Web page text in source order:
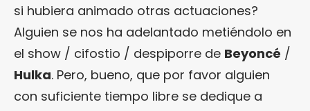
si hubiera animado otras actuaciones?
Alguien se nos ha adelantado metiéndolo en
el show / cifostio / despiporre de Beyoncé /
Hulka. Pero, bueno, que por favor alguien
con suficiente tiempo libre se dedique a